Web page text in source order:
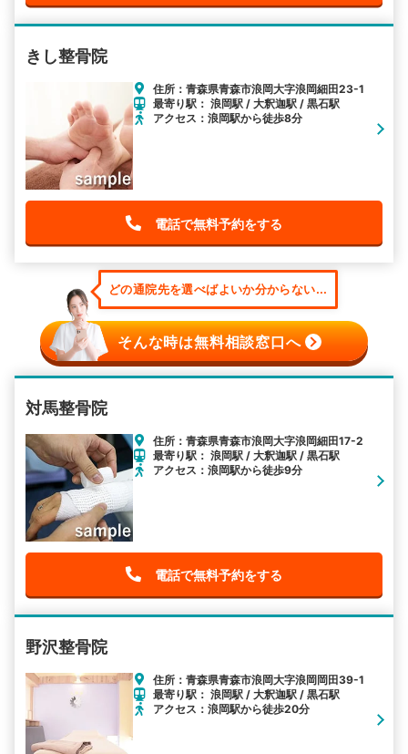
きし整骨院
住所：青森県青森市浪岡大字浪岡細田23-1
最寄り駅： 浪岡駅 / 大釈迦駅 / 黒石駅
アクセス：浪岡駅から徒歩8分
電話で無料予約をする
どの通院先を選べばよいか分からない...
そんな時は無料相談窓口へ
対馬整骨院
住所：青森県青森市浪岡大字浪岡細田17-2
最寄り駅： 浪岡駅 / 大釈迦駅 / 黒石駅
アクセス：浪岡駅から徒歩9分
電話で無料予約をする
野沢整骨院
住所：青森県青森市浪岡大字浪岡岡田39-1
最寄り駅： 浪岡駅 / 大釈迦駅 / 黒石駅
アクセス：浪岡駅から徒歩20分